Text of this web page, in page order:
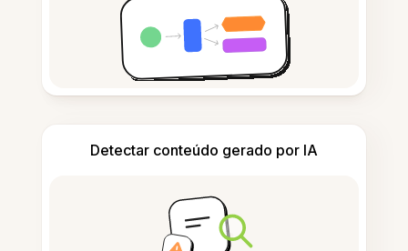
Detectar conteúdo gerado por IA